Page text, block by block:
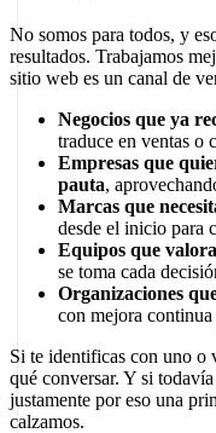
No somos para todos, y
resultados. Trabajamos
sitio web es un canal de
Negocios que ya
traduce en ventas o
Empresas que
pauta,
Marcas que
desde el inicio para
Equipos que
se toma cada
Organizaciones
con mejora
Si te identificas con uno o
qué conversar. Y si
justamente por eso una
calzamos.